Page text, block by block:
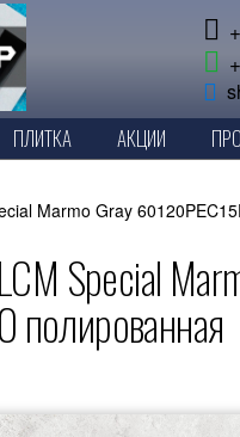
ПЛИТКА АКЦИИ
Marmo Gray
Special